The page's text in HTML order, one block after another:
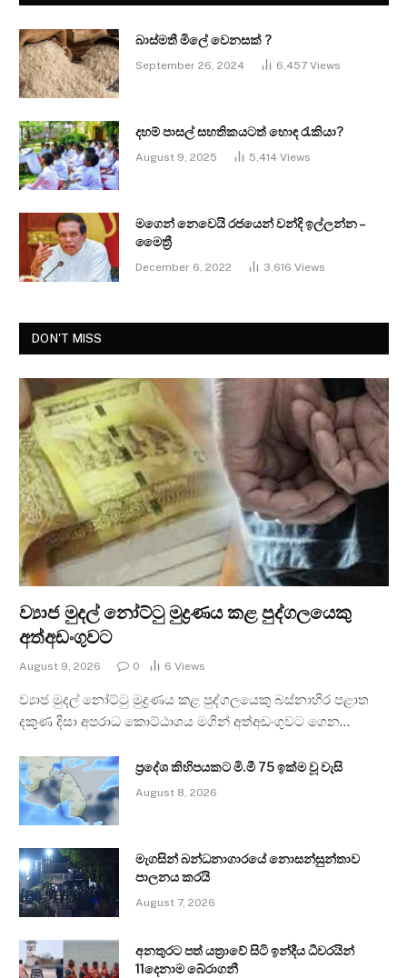
බාස්මතී මිලේ වෙනසක් ?
September 26, 2024 6,457 Views
දහම් පාසල් සහතිකයටත් හොඳ රැකියා?
August 9, 2025 5,414 Views
මගෙන් නෙවෙයි රජයෙන් වන්දි ඉල්ලන්න –
මෛත්‍රී
December 6, 2022 3,616 Views
DON'T MISS
ව්‍යාජ මුදල් නෝට්ටු මුද්‍රණය කළ පුද්ගලයෙකු
අත්අඩංගුවට
August 9, 2026 0 6 Views
ව්‍යාජ මුදල් නෝට්ටු මුද්‍රණය කළ පුද්ගලයෙකු බස්නාහිර පළාත
දකුණ දිසා අපරාධ කොට්ඨාශය මගින් අත්අඩංගුවට ගෙන…
ප්‍රදේශ කිහිපයකට මි.මී 75 ඉක්ම වූ වැසි
August 8, 2026
මැගසින් බන්ධනාගාරයේ නොසන්සුන්තාව
පාලනය කරයි
August 7, 2026
අනතුරට පත් යත්‍රාවේ සිටි ඉන්දීය ධීවරයින්
11දෙනාම බේරාගනී